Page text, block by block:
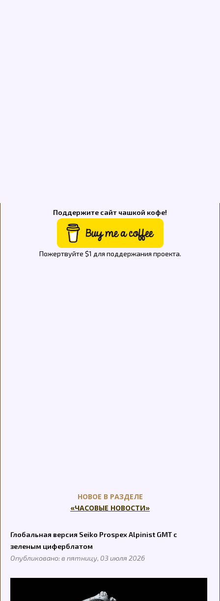
Поддержите сайт чашкой кофе!
Пожертвуйте $1 для поддержания проекта.
НОВОЕ В РАЗДЕЛЕ
«ЧАСОВЫЕ НОВОСТИ»
Глобальная версия Seiko Prospex Alpinist GMT с
зеленым циферблатом
Опубликовано: в пятницу, 03 июля 2026